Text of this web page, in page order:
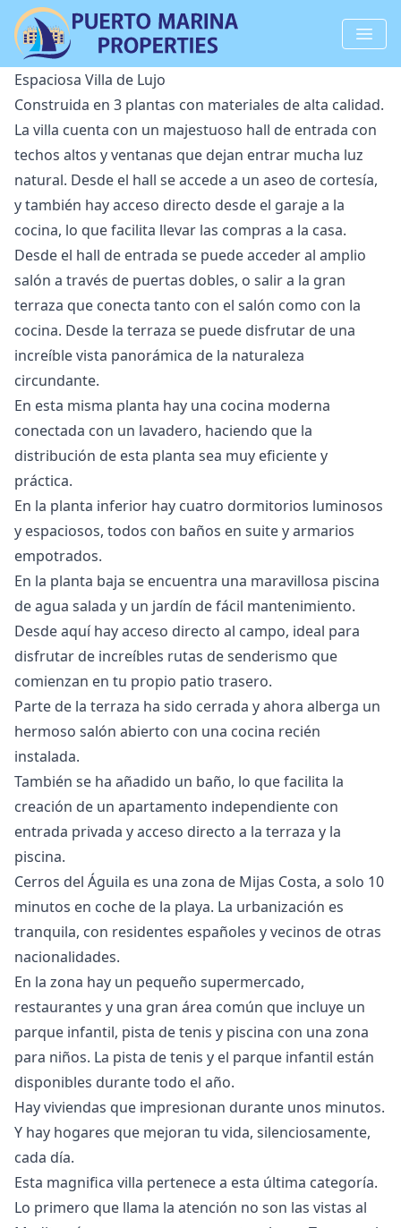
Espaciosa Villa de Lujo
Construida en 3 plantas con materiales de alta calidad.
La villa cuenta con un majestuoso hall de entrada con
techos altos y ventanas que dejan entrar mucha luz
natural. Desde el hall se accede a un aseo de cortesía,
y también hay acceso directo desde el garaje a la
cocina, lo que facilita llevar las compras a la casa.
Desde el hall de entrada se puede acceder al amplio
salón a través de puertas dobles, o salir a la gran
terraza que conecta tanto con el salón como con la
cocina. Desde la terraza se puede disfrutar de una
increíble vista panorámica de la naturaleza
circundante.
En esta misma planta hay una cocina moderna
conectada con un lavadero, haciendo que la
distribución de esta planta sea muy eficiente y
práctica.
En la planta inferior hay cuatro dormitorios luminosos
y espaciosos, todos con baños en suite y armarios
empotrados.
En la planta baja se encuentra una maravillosa piscina
de agua salada y un jardín de fácil mantenimiento.
Desde aquí hay acceso directo al campo, ideal para
disfrutar de increíbles rutas de senderismo que
comienzan en tu propio patio trasero.
Parte de la terraza ha sido cerrada y ahora alberga un
hermoso salón abierto con una cocina recién
instalada.
También se ha añadido un baño, lo que facilita la
creación de un apartamento independiente con
entrada privada y acceso directo a la terraza y la
piscina.
Cerros del Águila es una zona de Mijas Costa, a solo 10
minutos en coche de la playa. La urbanización es
tranquila, con residentes españoles y vecinos de otras
nacionalidades.
En la zona hay un pequeño supermercado,
restaurantes y una gran área común ‌que ‌incluye ‌un
‌parque ‌infantil, pista de tenis y ‌piscina ‌con ‌una zona
para ‌niños. ‌La ‌pista ‌de tenis ‌y el parque ‌infantil ‌están
‌disponibles ‌durante ‌todo ‌el ‌año.
Hay viviendas que impresionan durante unos minutos.
Y hay hogares que mejoran tu vida, silenciosamente,
cada día.
Esta magnifica villa pertenece a esta última categoría.
Lo primero que llama la atención no son las vistas al